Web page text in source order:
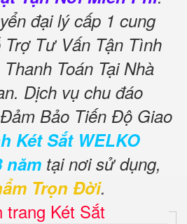
đại lý cấp 1 cung
Tư Vấn Tận Tình
Toán Tại Nhà
Dịch vụ chu đáo
Bảo Tiến Độ Giao
Két Sắt WELKO
năm tại nơi sử dụng,
Trọn Đời.
trang Két Sắt